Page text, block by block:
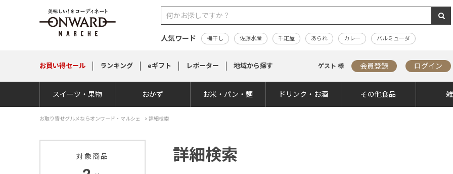
人気ワード 梅干し 佐藤水産 千疋屋 あられ カレー バルミューダ
お買い得セール ランキング eギフト レポーター 地域から探す ゲスト 様 会員登録 ログイン
スイーツ・果物 おかず お米・パン・麺 ドリンク・お酒 その他食品
お取り寄せグルメならオンワード・マルシェ > 詳細検索
詳細検索
対象商品